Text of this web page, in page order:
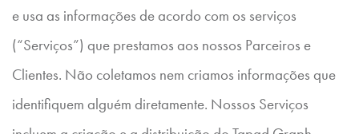
e usa as informações de acordo com os serviços
(“Serviços”) que prestamos aos nossos Parceiros e
Clientes. Não coletamos nem criamos informações que
identifiquem alguém diretamente. Nossos Serviços